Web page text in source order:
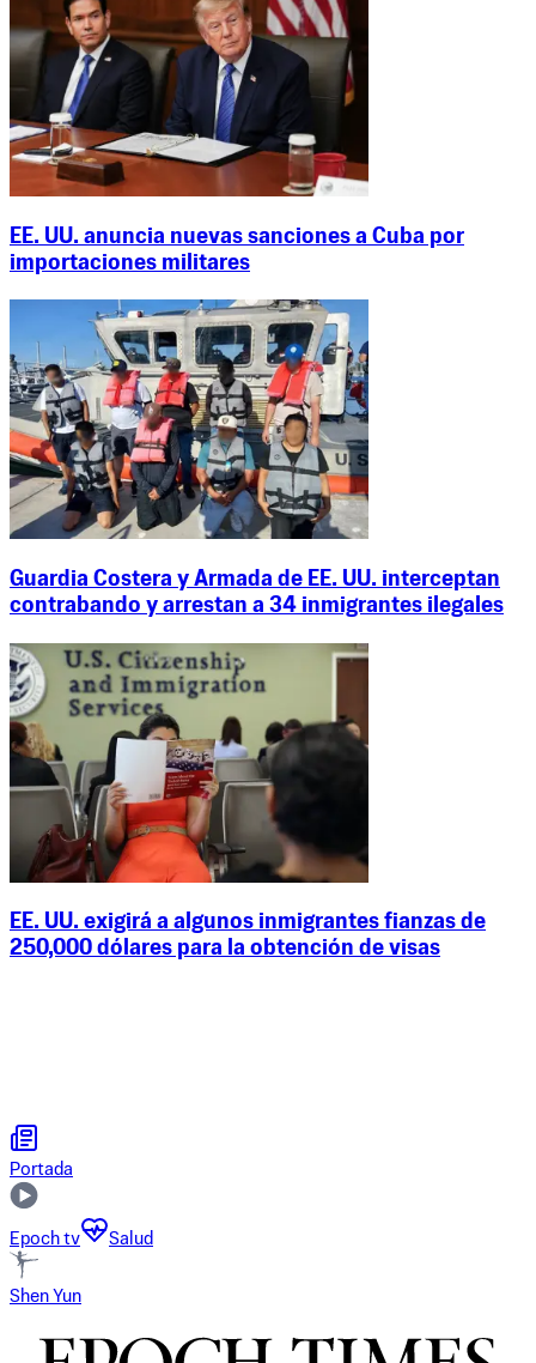
EE. UU. anuncia nuevas sanciones a Cuba por
importaciones militares
Guardia Costera y Armada de EE. UU. interceptan
contrabando y arrestan a 34 inmigrantes ilegales
EE. UU. exigirá a algunos inmigrantes fianzas de
250,000 dólares para la obtención de visas
Portada
Epoch tv Salud
Shen Yun